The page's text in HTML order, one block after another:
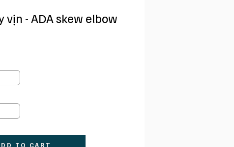
vịn - ADA skew elbow
TO CART